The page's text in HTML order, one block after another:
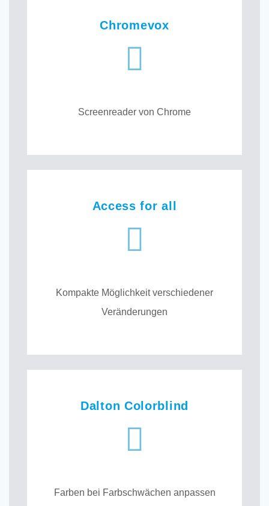
Chromevox
Screenreader von Chrome
Access for all
Kompakte Möglichkeit verschiedener
Veränderungen
Dalton Colorblind
Farben bei Farbschwächen anpassen